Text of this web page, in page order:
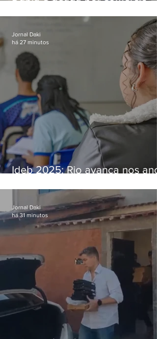
Bangu
Ideb 2025: Rio avança nos
nacional
Jornal Daki
há 27 minutos
Jornal Daki
há 31 minutos